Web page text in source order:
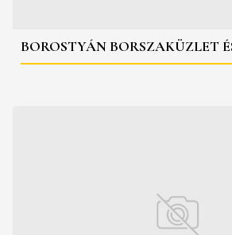
BOROSTYÁN BORSZAKÜZLET